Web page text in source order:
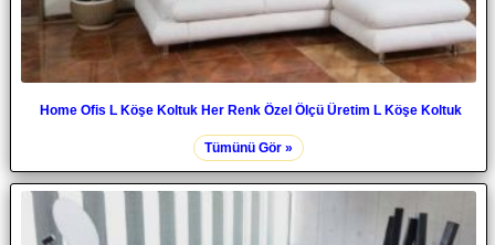
Home Ofis L Köşe Koltuk Her Renk Özel Ölçü Üretim L Köşe Koltuk
Tümünü Gör »